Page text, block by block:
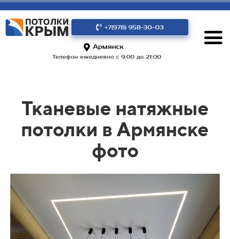
+7(978) 958-30-03
Армянск
Телефон ежедневно с 9:00 до 21:00
Тканевые натяжные
потолки в Армянске
фото